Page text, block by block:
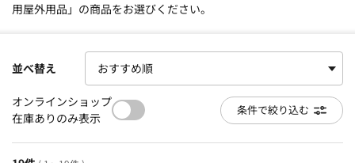
用屋外用品」の商品をお選びください。
並べ替え
オンラインショップ
在庫ありのみ表示
条件で絞り込む